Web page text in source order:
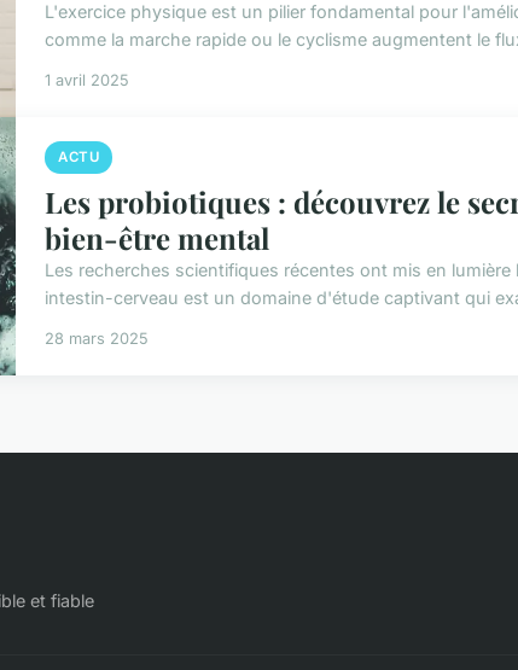
L'exercice physique est un pilier fondamental pour
comme la marche rapide ou le cyclisme augmentent le
1 avril 2025
ACTU
Les probiotiques : découvrez le
bien-être mental
Les recherches scientifiques récentes ont mis en
intestin-cerveau est un domaine d'étude captivant qui
28 mars 2025
et fiable